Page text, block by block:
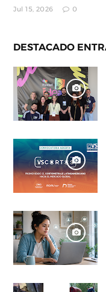
Jul 15, 2026 0
DESTACADO